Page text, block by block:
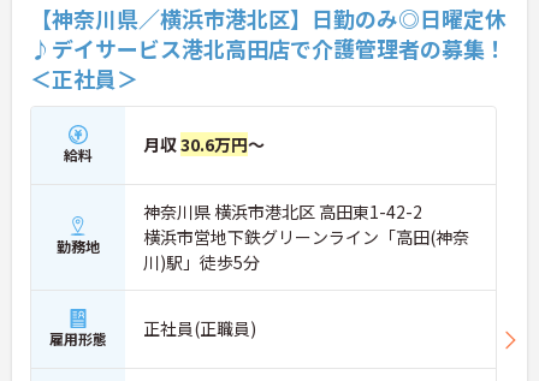
【神奈川県／横浜市港北区】日勤のみ◎日曜定休
♪デイサービス港北高田店で介護管理者の募集！
＜正社員＞
給料 月収30.6万円～
勤務地
神奈川県 横浜市港北区 高田東1-42-2
横浜市営地下鉄グリーンライン「高田(神奈
川)駅」徒歩5分
雇用形態 正社員(正職員)